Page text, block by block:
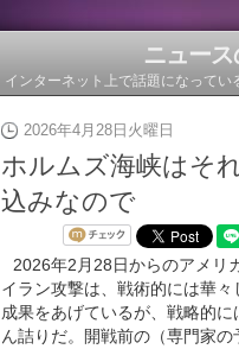
ニュー
インターネット上で話題になって
2026年4月28日火曜日
ホルムズ海峡はそ
込みなので
2026年2月28日からのアメリ
イラン攻撃は、戦術的には華々
成果をあげているが、戦略的に
ん詰りだ。開戦前の（専門家の